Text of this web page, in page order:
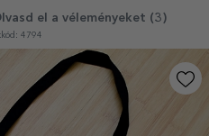
el a véleményeket (3 )
4794